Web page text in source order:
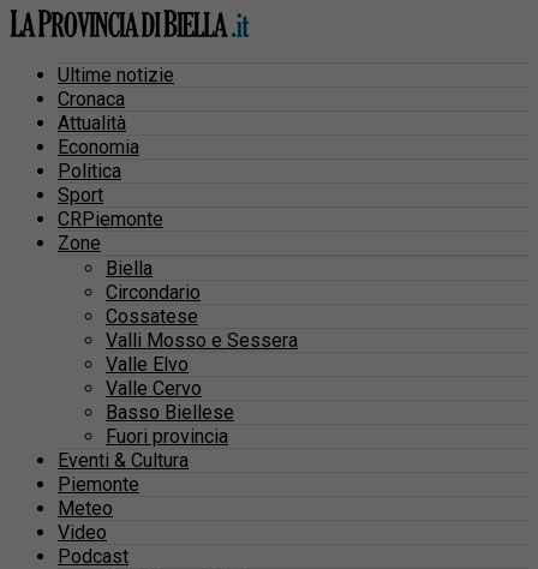
Ultime notizie
Cronaca
Attualità
Economia
Politica
Sport
CRPiemonte
Zone
Biella
Circondario
Cossatese
Valli Mosso e Sessera
Valle Elvo
Valle Cervo
Basso Biellese
Fuori provincia
Eventi & Cultura
Piemonte
Meteo
Video
Podcast